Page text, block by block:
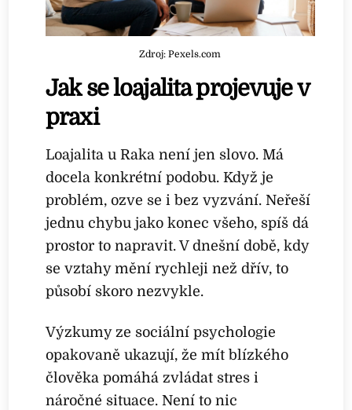
Zdroj: Pexels.com
Jak se loajalita projevuje v
praxi
Loajalita u Raka není jen slovo. Má
docela konkrétní podobu. Když je
problém, ozve se i bez vyzvání. Neřeší
jednu chybu jako konec všeho, spíš dá
prostor to napravit. V dnešní době, kdy
se vztahy mění rychleji než dřív, to
působí skoro nezvykle.
Výzkumy ze sociální psychologie
opakovaně ukazují, že mít blízkého
člověka pomáhá zvládat stres i
náročné situace. Není to nic